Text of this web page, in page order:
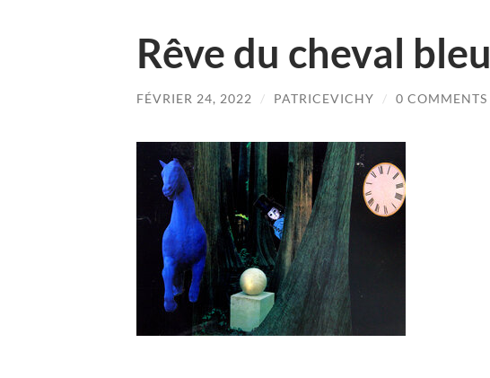
Rêve du cheval bleu
FÉVRIER 24, 2022 / PATRICEVICHY / 0 COMMENTS